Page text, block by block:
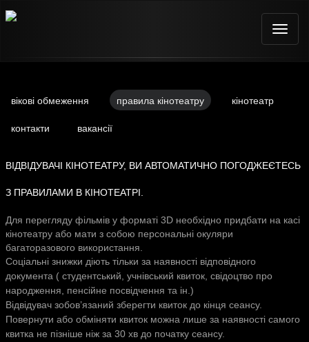
Toggle
вікові обмеження правила кінотеатру
кінотеатр
контакти
вакансії
ВІДВІДУВАЧІ КІНОТЕАТРУ, ВИ АВТОМАТИЧНО ПОГОДЖЕЄТЕСЬ
З ПРАВИЛАМИ В КІНОТЕАТРІ.
Для перегляду фільмів у форматі 3D необхідно придбати на касі
кінотеатру або мати з собою персональні окуляри
багаторазового використання.
Соціальні знижки діють тільки за наявності відповідного
документа ( студентський, учнівський квиток, свідоцтво про
народження, пенсійне посвідчення та ін.)
Відвідувач зобов’язаний зберегти квиток до кінця сеансу.
Повернути або обміняти квиток можна лише за наявності самого
квитка не пізніше ніж за 30 хв до початку сеансу.